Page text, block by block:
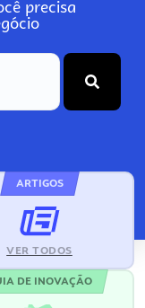
precisa
ARTIGOS
VER TODOS
DE INOVAÇÃO